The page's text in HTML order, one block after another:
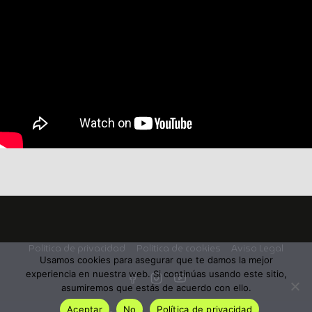
Política de privacidad Política de cookies Aviso Legal
Usamos cookies para asegurar que te damos la mejor
experiencia en nuestra web. Si continúas usando este sitio,
asumiremos que estás de acuerdo con ello.
Aceptar
No Política de privacidad